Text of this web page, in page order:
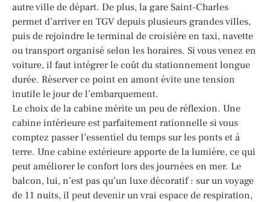
autre ville de départ. De plus, la gare Saint-Charles
permet d’arriver en TGV depuis plusieurs grandes villes,
puis de rejoindre le terminal de croisière en taxi, navette
ou transport organisé selon les horaires. Si vous venez en
voiture, il faut intégrer le coût du stationnement longue
durée. Réserver ce point en amont évite une tension
inutile le jour de l’embarquement.
Le choix de la cabine mérite un peu de réflexion. Une
cabine intérieure est parfaitement rationnelle si vous
comptez passer l’essentiel du temps sur les ponts et à
terre. Une cabine extérieure apporte de la lumière, ce qui
peut améliorer le confort lors des journées en mer. Le
balcon, lui, n’est pas qu’un luxe décoratif : sur un voyage
de 11 nuits, il peut devenir un vrai espace de respiration,